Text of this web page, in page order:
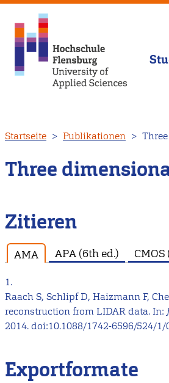
zum
Inhalt
Startseite Publikationen
Three
Zitieren
AMA APA (6th ed.) CMOS
1.
Raach S, Schlipf D, Haizmann F,
reconstruction from LIDAR data. In:
2014. doi:10.1088/1742-6596/524/1/
Exportformate